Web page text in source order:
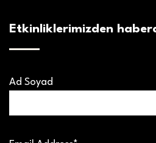
Etkinliklerimizden
Ad Soyad